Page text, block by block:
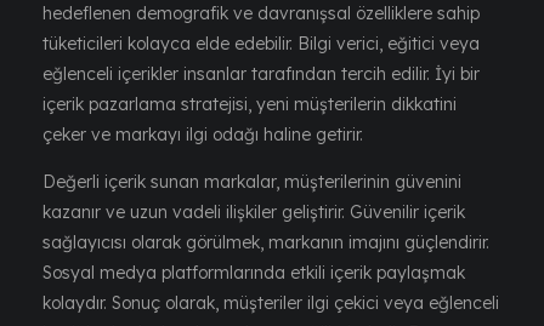
hedeflenen demografik ve davranışsal özelliklere sahip
tüketicileri kolayca elde edebilir. Bilgi verici, eğitici veya
eğlenceli içerikler insanlar tarafından tercih edilir. İyi bir
içerik pazarlama stratejisi, yeni müşterilerin dikkatini
çeker ve markayı ilgi odağı haline getirir.
Değerli içerik sunan markalar, müşterilerinin güvenini
kazanır ve uzun vadeli ilişkiler geliştirir. Güvenilir içerik
sağlayıcısı olarak görülmek, markanın imajını güçlendirir.
Sosyal medya platformlarında etkili içerik paylaşmak
kolaydır. Sonuç olarak, müşteriler ilgi çekici veya eğlenceli